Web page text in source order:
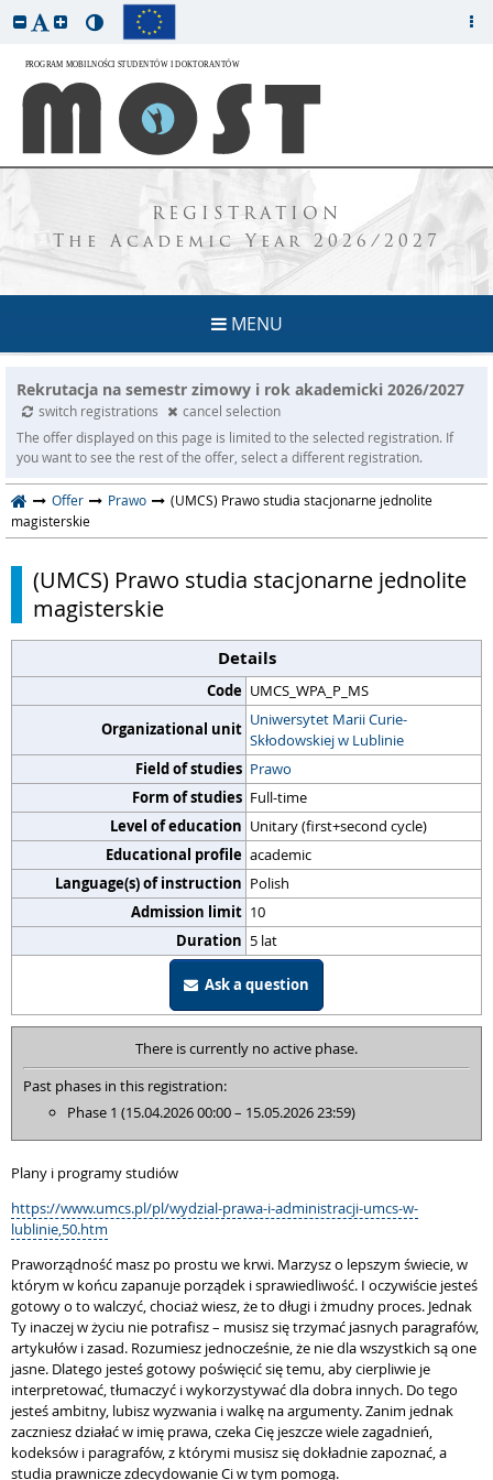
REGISTRATION
The Academic Year 2026/2027
MENU
Rekrutacja na semestr zimowy i rok akademicki 2026/2027
switch registrations
cancel selection
The offer displayed on this page is limited to the selected registration. If
you want to see the rest of the offer, select a different registration.
Offer Prawo
(UMCS) Prawo studia stacjonarne jednolite
magisterskie
(UMCS) Prawo studia stacjonarne jednolite
magisterskie
Details
Code UMCS_WPA_P_MS
Organizational unit Uniwersytet Marii Curie-
Skłodowskiej w Lublinie
Field of studies Prawo
Form of studies Full-time
Level of education Unitary (first+second cycle)
Educational profile academic
Language(s) of instruction Polish
Admission limit 10
Duration 5 lat
Ask a question
There is currently no active phase.
Past phases in this registration:
Phase 1 (15.04.2026 00:00 – 15.05.2026 23:59)
Plany i programy studiów
https://www.umcs.pl/pl/wydzial-prawa-i-administracji-umcs-w-
lublinie,50.htm
Praworządność masz po prostu we krwi. Marzysz o lepszym świecie, w
którym w końcu zapanuje porządek i sprawiedliwość. I oczywiście jesteś
gotowy o to walczyć, chociaż wiesz, że to długi i żmudny proces. Jednak
Ty inaczej w życiu nie potrafisz – musisz się trzymać jasnych paragrafów,
artykułów i zasad. Rozumiesz jednocześnie, że nie dla wszystkich są one
jasne. Dlatego jesteś gotowy poświęcić się temu, aby cierpliwie je
interpretować, tłumaczyć i wykorzystywać dla dobra innych. Do tego
jesteś ambitny, lubisz wyzwania i walkę na argumenty. Zanim jednak
zaczniesz działać w imię prawa, czeka Cię jeszcze wiele zagadnień,
kodeksów i paragrafów, z którymi musisz się dokładnie zapoznać, a
studia prawnicze zdecydowanie Ci w tym pomogą.